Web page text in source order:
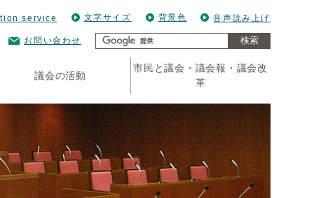
service 文字サイズ 背景色 音声読み上げ
お問い合わせ 検索
議会の活動
市民と議会・議会報・議会改
革